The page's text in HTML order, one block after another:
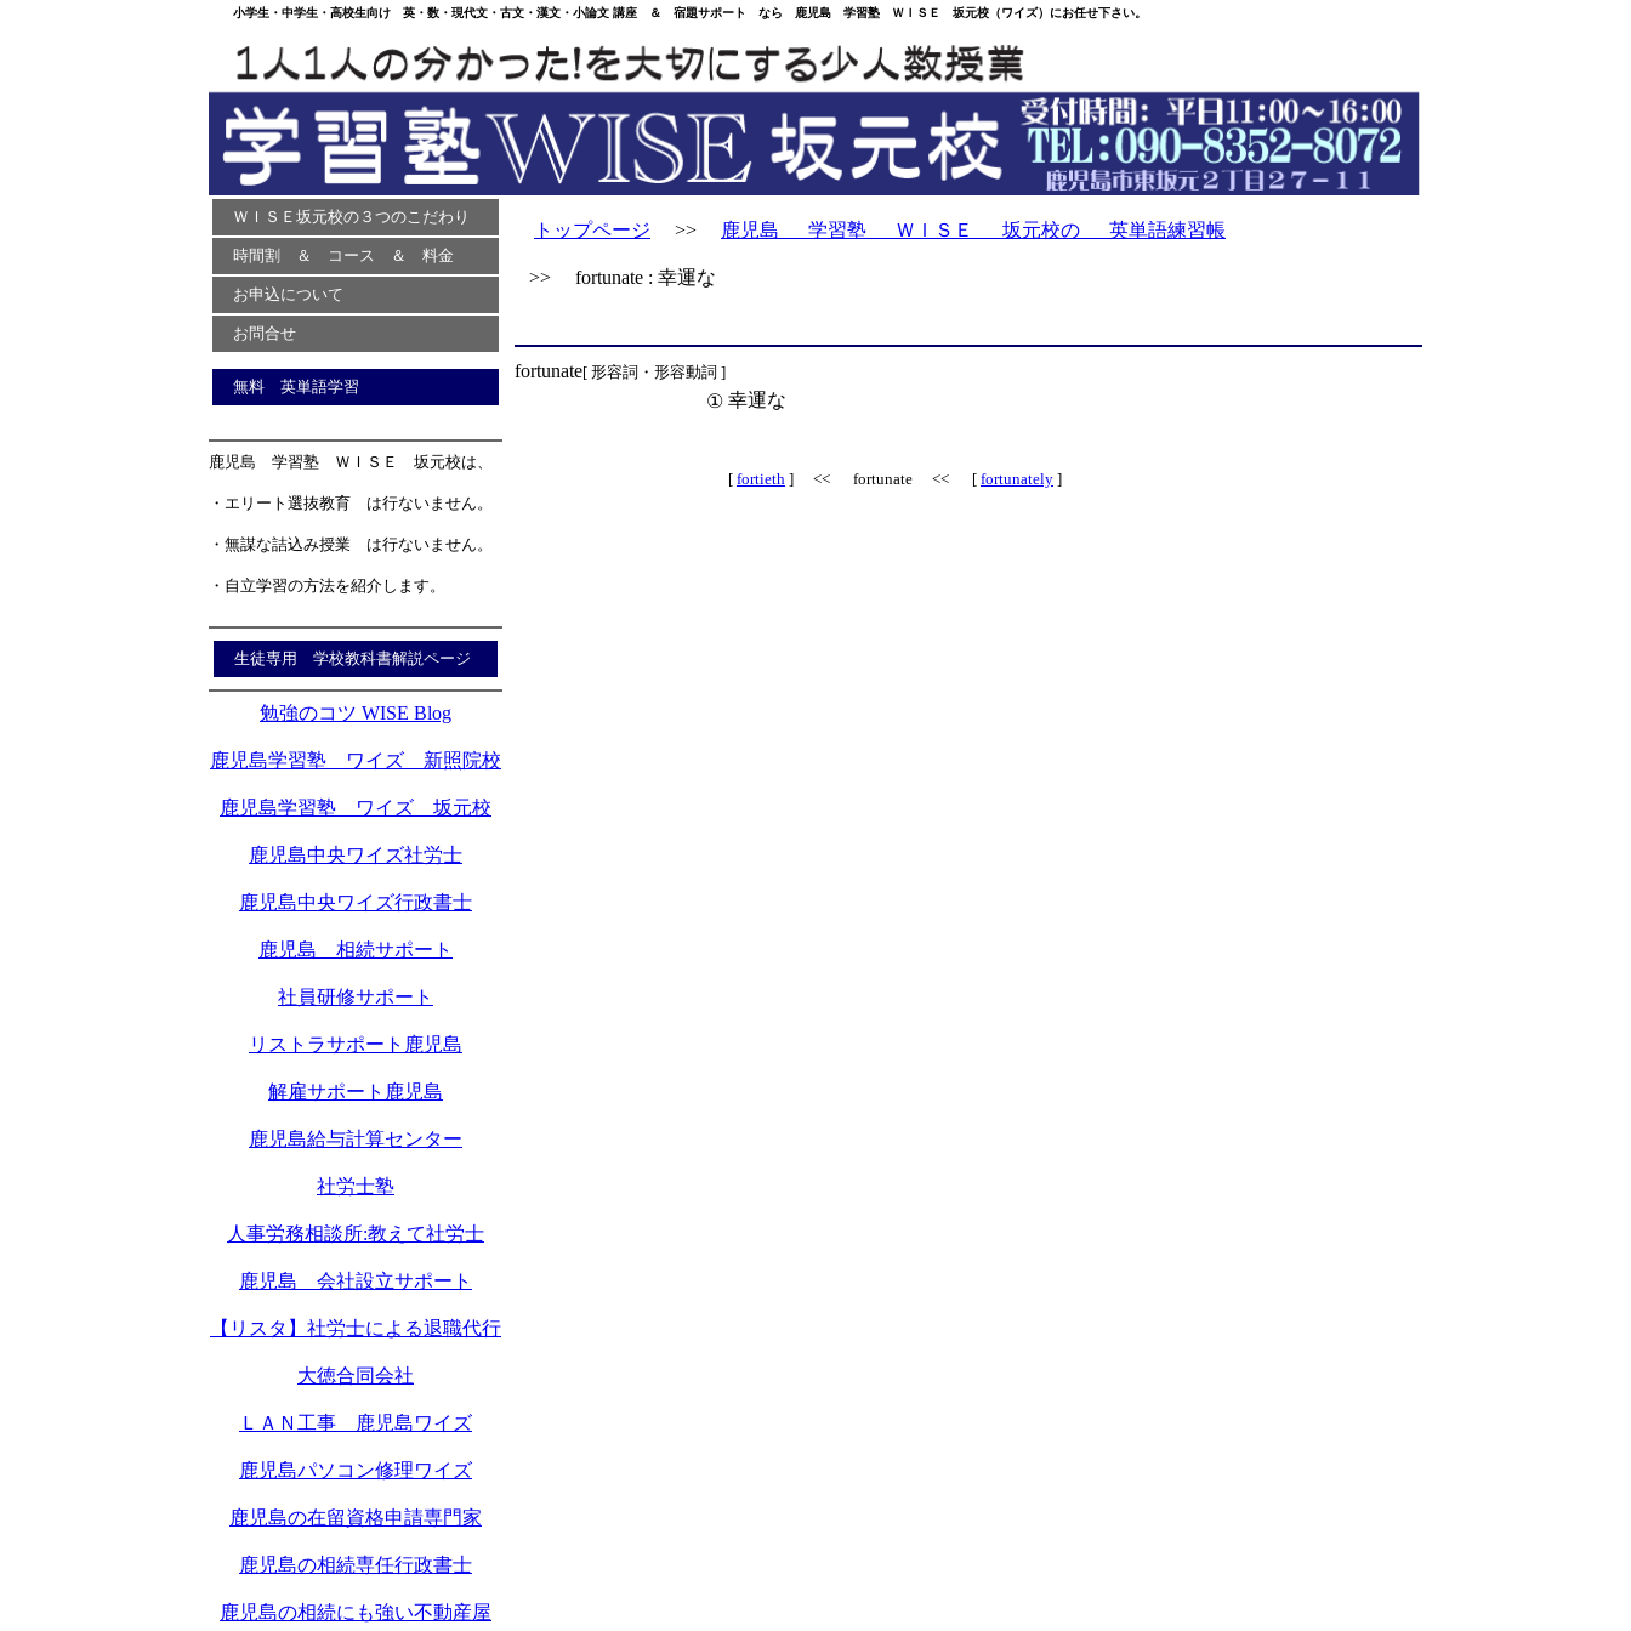
小学生・中学生・高校生向け 英・数・現代文・古文・漢文・小論文 講座 ＆ 宿題サポート なら 鹿児島 学習塾 ＷＩＳＥ 坂元校（ワイズ）にお任せ下さい。
ＷＩＳＥ坂元校の３つのこだわり
時間割 ＆ コース ＆ 料金
お申込について
お問合せ
無料 英単語学習
鹿児島 学習塾 ＷＩＳＥ 坂元校は、
・エリート選抜教育 は行ないません。
・無謀な詰込み授業 は行ないません。
・自立学習の方法を紹介します。
生徒専用 学校教科書解説ページ
勉強のコツ WISE Blog
鹿児島学習塾 ワイズ 新照院校
鹿児島学習塾 ワイズ 坂元校
鹿児島中央ワイズ社労士
鹿児島中央ワイズ行政書士
鹿児島 相続サポート
社員研修サポート
リストラサポート鹿児島
解雇サポート鹿児島
鹿児島給与計算センター
社労士塾
人事労務相談所:教えて社労士
鹿児島 会社設立サポート
【リスタ】社労士による退職代行
大徳合同会社
ＬＡＮ工事 鹿児島ワイズ
鹿児島パソコン修理ワイズ
鹿児島の在留資格申請専門家
鹿児島の相続専任行政書士
鹿児島の相続にも強い不動産屋
トップページ >> 鹿児島 学習塾 ＷＩＳＥ 坂元校の 英単語練習帳
>> fortunate : 幸運な
fortunate[ 形容詞・形容動詞 ]
① 幸運な
[ fortieth ] << fortunate << [ fortunately ]